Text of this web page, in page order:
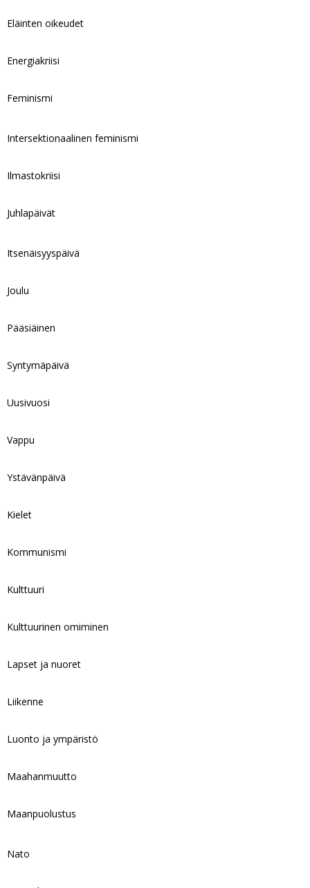
Eläinten oikeudet
Energiakriisi
Feminismi
Intersektionaalinen feminismi
Ilmastokriisi
Juhlapäivät
Itsenäisyyspäivä
Joulu
Pääsiäinen
Syntymäpäivä
Uusivuosi
Vappu
Ystävänpäivä
Kielet
Kommunismi
Kulttuuri
Kulttuurinen omiminen
Lapset ja nuoret
Liikenne
Luonto ja ympäristö
Maahanmuutto
Maanpuolustus
Nato